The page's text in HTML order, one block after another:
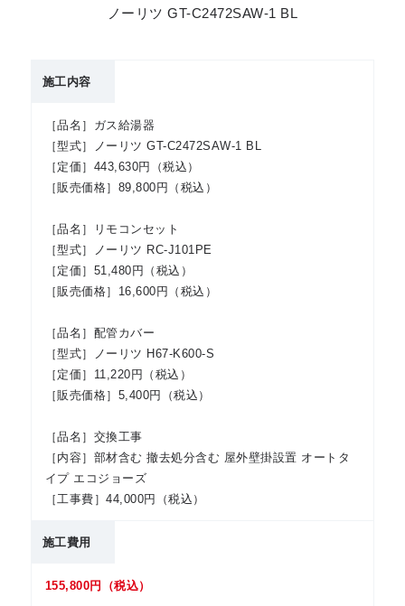
ノーリツ GT-C2472SAW-1 BL
施工内容
［品名］ガス給湯器
［型式］ノーリツ GT-C2472SAW-1 BL
［定価］443,630円（税込）
［販売価格］89,800円（税込）
［品名］リモコンセット
［型式］ノーリツ RC-J101PE
［定価］51,480円（税込）
［販売価格］16,600円（税込）
［品名］配管カバー
［型式］ノーリツ H67-K600-S
［定価］11,220円（税込）
［販売価格］5,400円（税込）
［品名］交換工事
［内容］部材含む 撤去処分含む 屋外壁掛設置 オートタ
イプ エコジョーズ
［工事費］44,000円（税込）
施工費用
155,800円（税込）